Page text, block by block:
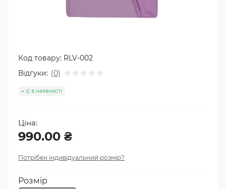
Код товару: RLV-002
Відгуки: (0)
Є в наявності
Ціна:
990.00 ₴
Потрібен індивідуальний розмір?
Розмір